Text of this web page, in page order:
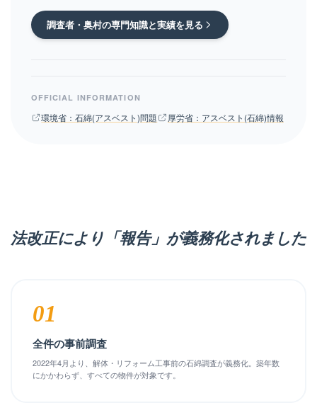
調査者・奥村の専門知識と実績を見る
OFFICIAL INFORMATION
環境省：石綿(アスベスト)問題 厚労省：アスベスト(石綿)情報
法改正により「報告」が義務化されました
01
全件の事前調査
2022年4月より、解体・リフォーム工事前の石綿調査が義務化。築年数
にかかわらず、すべての物件が対象です。